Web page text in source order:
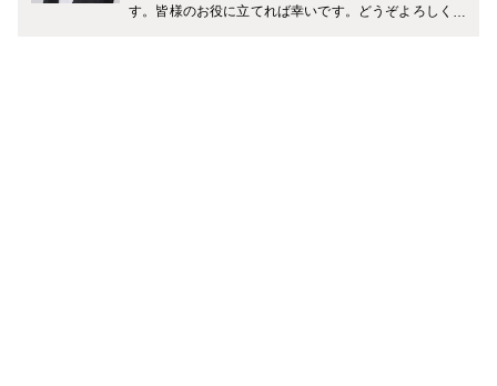
す。皆様のお役に立てれば幸いです。どうぞよろしくお